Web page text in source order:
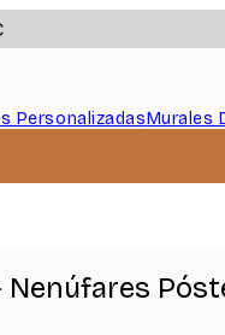
PersonalizadasMurales
Nenúfares